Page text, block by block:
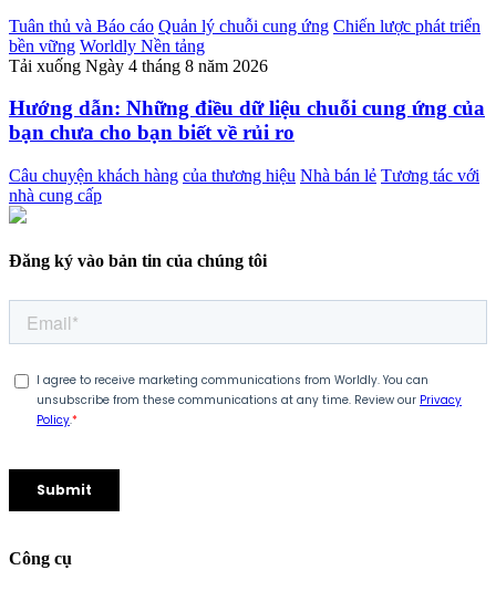
Tuân thủ và Báo cáo Quản lý chuỗi cung ứng Chiến lược phát triển
bền vững Worldly Nền tảng
Tải xuống Ngày 4 tháng 8 năm 2026
Hướng dẫn: Những điều dữ liệu chuỗi cung ứng của
bạn chưa cho bạn biết về rủi ro
Câu chuyện khách hàng của thương hiệu Nhà bán lẻ Tương tác với
nhà cung cấp
Đăng ký vào bản tin của chúng tôi
Công cụ